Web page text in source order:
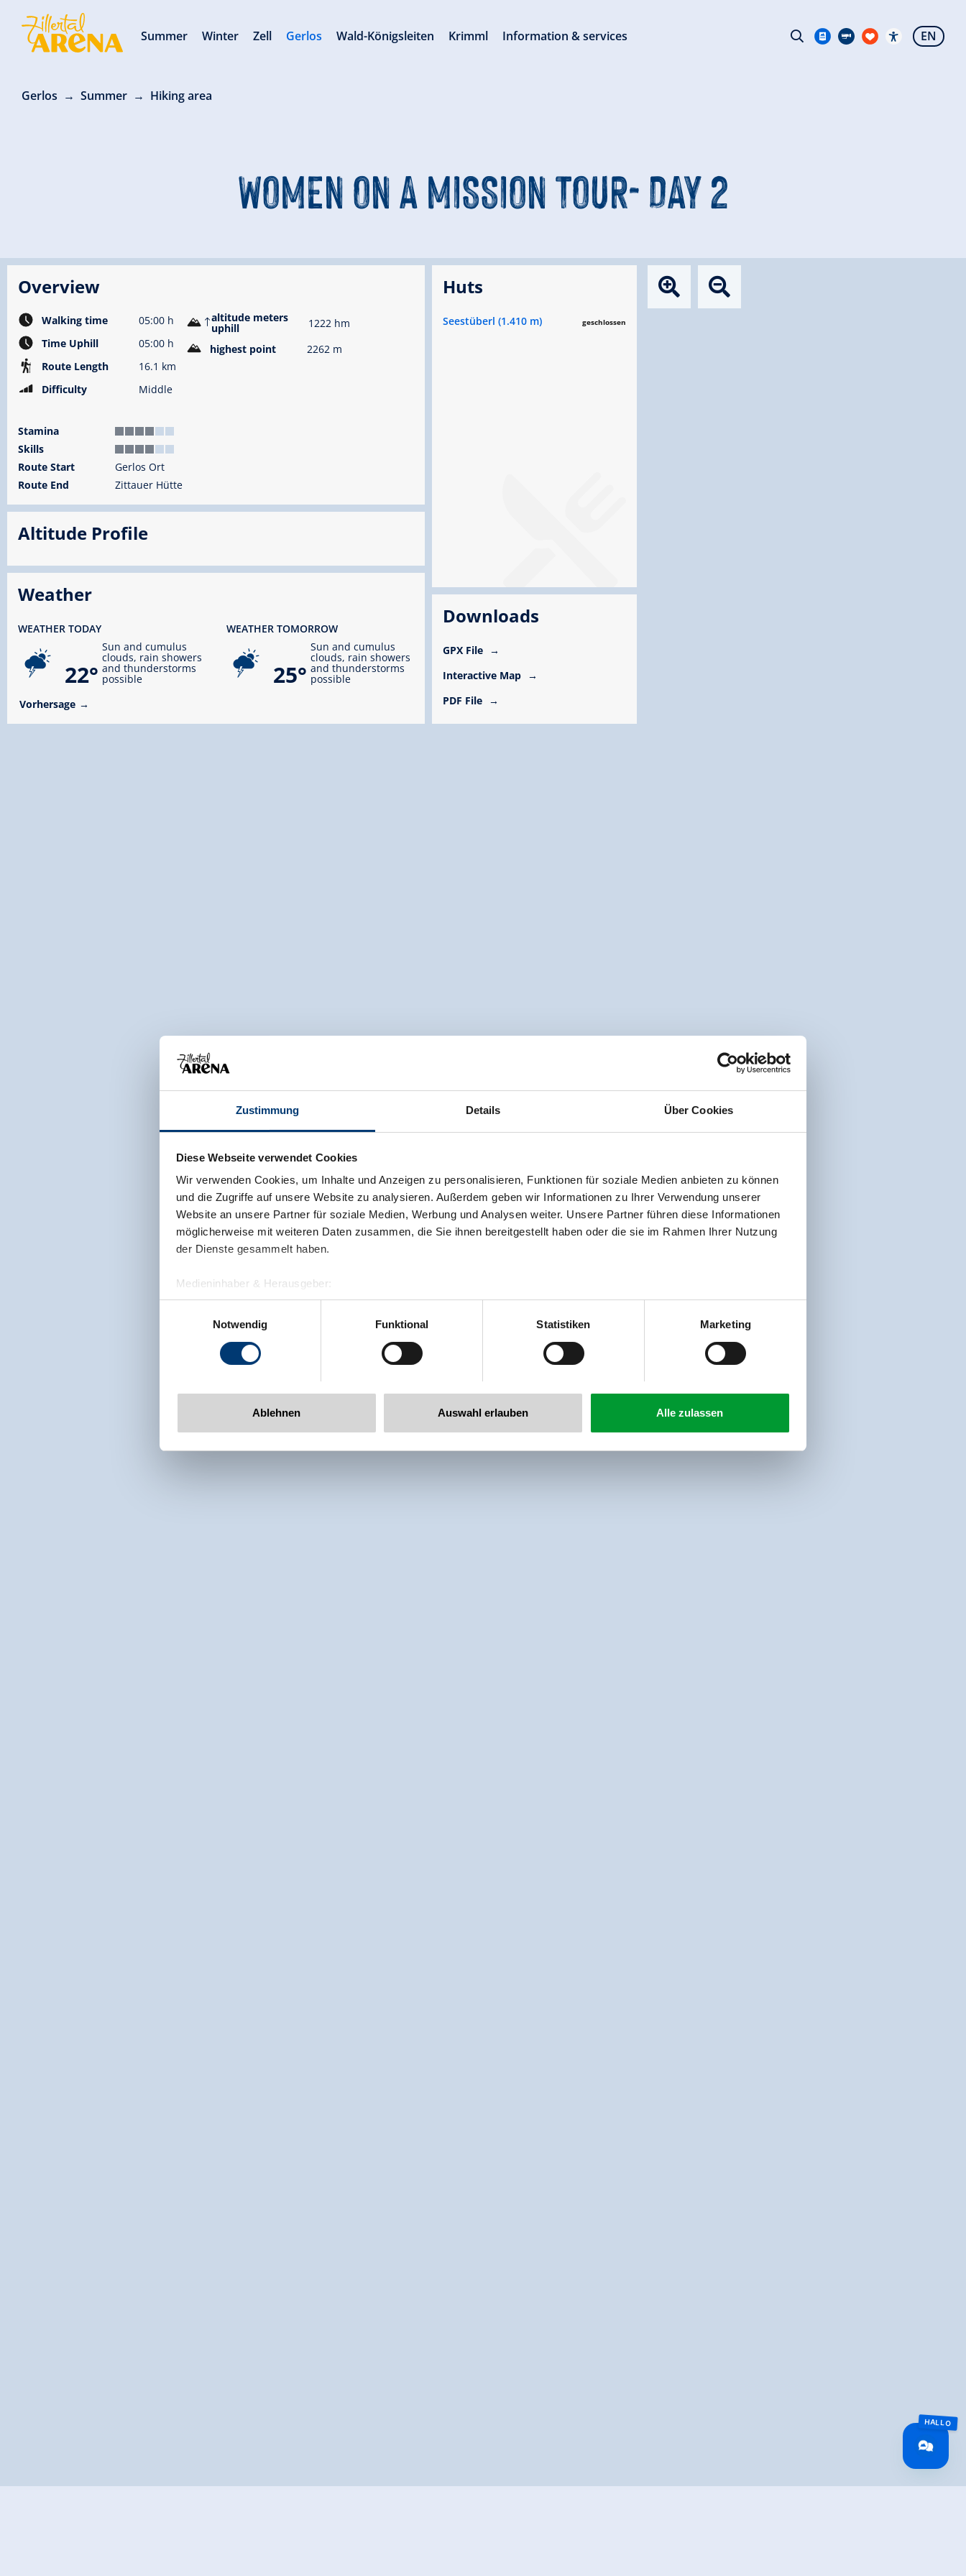
Zustimmung Details Über Cookies
Diese Webseite verwendet Cookies
Wir verwenden Cookies, um Inhalte und Anzeigen zu personalisieren, Funktionen für soziale Medien anbieten zu können
und die Zugriffe auf unsere Website zu analysieren. Außerdem geben wir Informationen zu Ihrer Verwendung unserer
Website an unsere Partner für soziale Medien, Werbung und Analysen weiter. Unsere Partner führen diese Informationen
möglicherweise mit weiteren Daten zusammen, die Sie ihnen bereitgestellt haben oder die sie im Rahmen Ihrer Nutzung
der Dienste gesammelt haben.
Medieninhaber & Herausgeber:
Zeller Bergbahnen Zillertal GmbH & Co KG
Rohr 23// A-6280 Zell am Ziller
www.zillertalarena.com
Notwendig
Funktional Statistiken Marketing
Ablehnen Auswahl erlauben Alle zulassen
Gerlos Summer Hiking area
WOMEN ON A MISSION TOUR- DAY 2
Overview
Walking time
05:00 h
Time Uphill
05:00 h
Route Length
16.1 km
Difficulty
Middle
altitude meters
uphill
1222 hm
highest point
2262 m
Stamina
Skills
Route Start
Gerlos Ort
Route End
Zittauer Hütte
Altitude Profile
Weather
WEATHER TODAY
22°
Sun and cumulus
clouds, rain showers
and thunderstorms
possible
WEATHER TOMORROW
25°
Sun and cumulus
clouds, rain showers
and thunderstorms
possible
Vorhersage
Huts
Seestüberl (1.410 m) geschlossen
Downloads
GPX File
Interactive Map
PDF File
Summer Winter Zell Gerlos Wald-Königsleiten Krimml Information & services EN